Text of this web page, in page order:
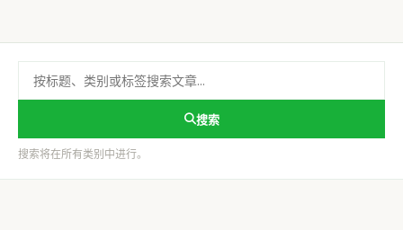
搜索
搜索将在所有类别中进行。